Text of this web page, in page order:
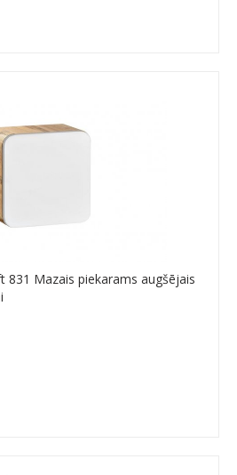
831 Mazais piekarams augšējais